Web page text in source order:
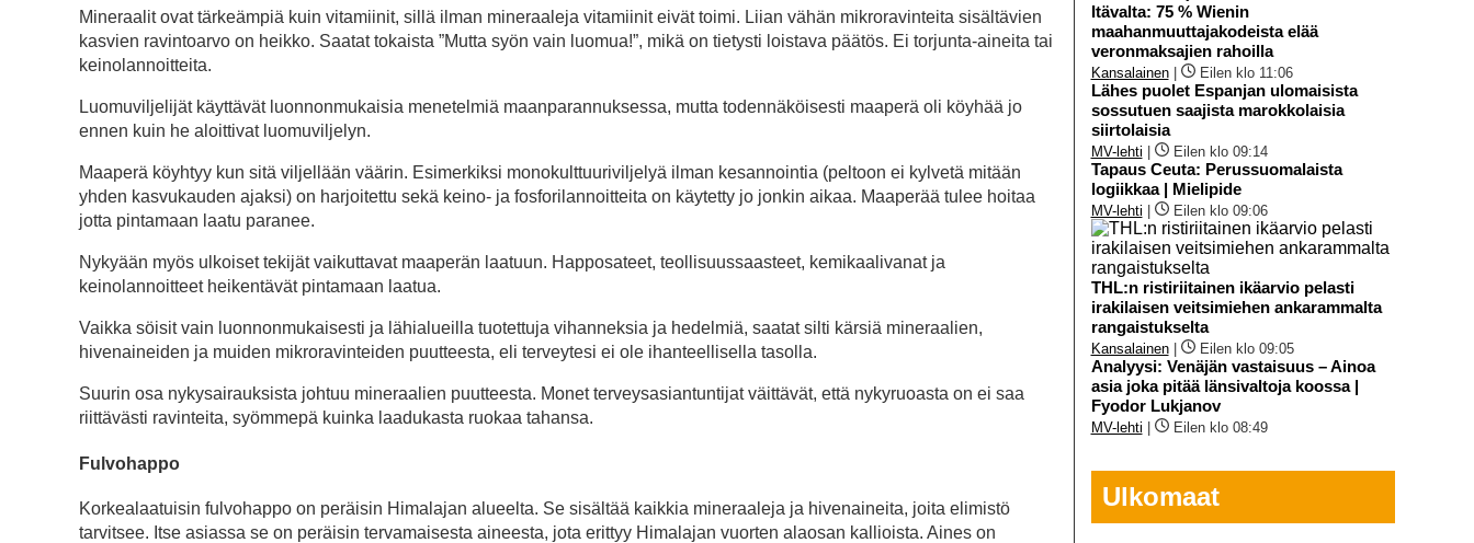
Mineraalit ovat tärkeämpiä kuin vitamiinit, sillä ilman mineraaleja vitamiinit eivät toimi. Liian vähän mikroravinteita sisältävien
kasvien ravintoarvo on heikko. Saatat tokaista ”Mutta syön vain luomua!”, mikä on tietysti loistava päätös. Ei torjunta-aineita tai
keinolannoitteita.
Luomuviljelijät käyttävät luonnonmukaisia menetelmiä maanparannuksessa, mutta todennäköisesti maaperä oli köyhää jo
ennen kuin he aloittivat luomuviljelyn.
Maaperä köyhtyy kun sitä viljellään väärin. Esimerkiksi monokulttuuriviljelyä ilman kesannointia (peltoon ei kylvetä mitään
yhden kasvukauden ajaksi) on harjoitettu sekä keino- ja fosforilannoitteita on käytetty jo jonkin aikaa. Maaperää tulee hoitaa
jotta pintamaan laatu paranee.
Nykyään myös ulkoiset tekijät vaikuttavat maaperän laatuun. Happosateet, teollisuussaasteet, kemikaalivanat ja
keinolannoitteet heikentävät pintamaan laatua.
Vaikka söisit vain luonnonmukaisesti ja lähialueilla tuotettuja vihanneksia ja hedelmiä, saatat silti kärsiä mineraalien,
hivenaineiden ja muiden mikroravinteiden puutteesta, eli terveytesi ei ole ihanteellisella tasolla.
Suurin osa nykysairauksista johtuu mineraalien puutteesta. Monet terveysasiantuntijat väittävät, että nykyruoasta on ei saa
riittävästi ravinteita, syömmepä kuinka laadukasta ruokaa tahansa.
Fulvohappo
Korkealaatuisin fulvohappo on peräisin Himalajan alueelta. Se sisältää kaikkia mineraaleja ja hivenaineita, joita elimistö
tarvitsee. Itse asiassa se on peräisin tervamaisesta aineesta, jota erittyy Himalajan vuorten alaosan kallioista. Aines on
Itävalta: 75 % Wienin
maahanmuuttajakodeista elää
veronmaksajien rahoilla
Kansalainen| Eilen klo 11:06
Lähes puolet Espanjan ulomaisista
sossutuen saajista marokkolaisia
siirtolaisia
MV-lehti Eilen klo 09:14
Tapaus Ceuta: Perussuomalaista
logiikkaa | Mielipide
MV-lehti Eilen klo 09:06
THL:n ristiriitainen ikäarvio pelasti
irakilaisen veitsimiehen ankarammalta
rangaistukselta
Kansalainen| Eilen klo 09:05
Analyysi: Venäjän vastaisuus – Ainoa
asia joka pitää länsivaltoja koossa |
Fyodor Lukjanov
MV-lehti Eilen klo 08:49
Ulkomaat